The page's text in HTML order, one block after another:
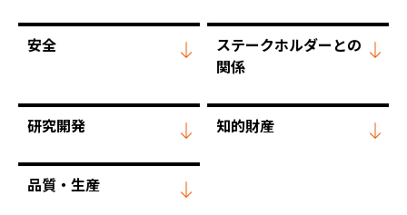
安全
ステークホルダーとの
関係
研究開発 知的財産
品質・生産